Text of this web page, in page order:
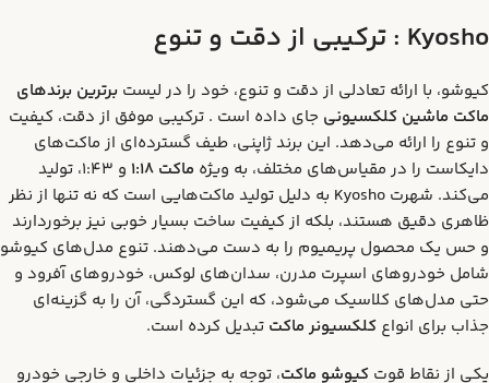
Kyosho : ترکیبی از دقت و تنوع
کیوشو، با ارائه تعادلی از دقت و تنوع، خود را در لیست برترین برندهای
ماکت ماشین کلکسیونی جای داده است . ترکیبی موفق از دقت، کیفیت
و تنوع را ارائه می‌دهد. این برند ژاپنی، طیف گسترده‌ای از ماکت‌های
دایکاست را در مقیاس‌های مختلف، به ویژه ماکت 1:18
و 1:43، تولید
می‌کند. شهرت Kyosho به دلیل تولید ماکت‌هایی است که نه تنها از نظر
ظاهری دقیق هستند، بلکه از کیفیت ساخت بسیار خوبی نیز برخوردارند
و حس یک محصول پریمیوم را به دست می‌دهند. تنوع مدل‌های کیوشو
شامل خودروهای اسپرت مدرن، سدان‌های لوکس، خودروهای آفرود و
حتی مدل‌های کلاسیک می‌شود، که این گستردگی، آن را به گزینه‌ای
جذاب برای انواع کلکسیونر ماکت تبدیل کرده است.
یکی از نقاط قوت کیوشو ماکت، توجه به جزئیات داخلی و خارجی خودرو